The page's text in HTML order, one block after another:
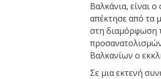
Βαλκάνια, είναι
απέκτησε από τα
στη διαμόρφωση
Βαλκανίων ο
Σε μια εκτενή